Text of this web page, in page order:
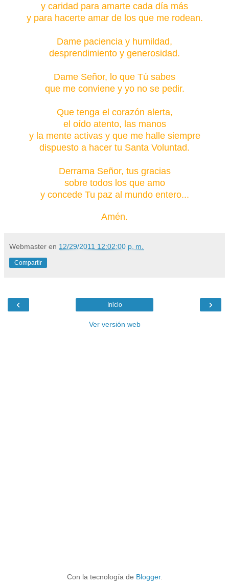
y caridad para amarte cada día más
y para hacerte amar de los que me rodean.
Dame paciencia y humildad,
desprendimiento y generosidad.
Dame Señor, lo que Tú sabes
que me conviene y yo no se pedir.
Que tenga el corazón alerta,
el oído atento, las manos
y la mente activas y que me halle siempre
dispuesto a hacer tu Santa Voluntad.
Derrama Señor, tus gracias
sobre todos los que amo
y concede Tu paz al mundo entero...
Amén.
Webmaster en 12/29/2011 12:02:00 p. m.
Compartir
‹ ›
Inicio
Ver versión web
Con la tecnología de Blogger.